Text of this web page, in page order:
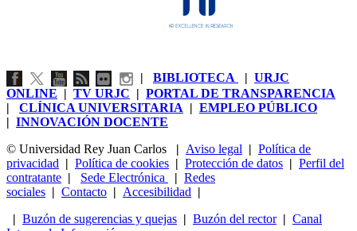
| BIBLIOTECA | URJC
ONLINE | TV URJC | PORTAL DE TRANSPARENCIA
| CLÍNICA UNIVERSITARIA | EMPLEO PÚBLICO
| INNOVACIÓN DOCENTE
© Universidad Rey Juan Carlos
| Aviso legal | Política de
privacidad | Política de cookies | Protección de datos | Perfil del
contratante | Sede Electrónica | Redes
sociales | Contacto | Accesibilidad |
| Buzón de sugerencias y quejas | Buzón del rector| Canal